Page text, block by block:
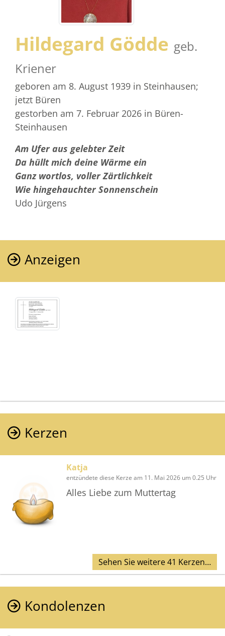
Hildegard Gödde geb.
Kriener
geboren am 8. August 1939 in Steinhausen;
jetzt Büren
gestorben am 7. Februar 2026 in Büren-
Steinhausen
Am Ufer aus gelebter Zeit
Da hüllt mich deine Wärme ein
Ganz wortlos, voller Zärtlichkeit
Wie hingehauchter Sonnenschein
Udo Jürgens
Anzeigen
Kerzen
Katja
entzündete diese Kerze am 11. Mai 2026 um 0.25 Uhr
Alles Liebe zum Muttertag
Sehen Sie weitere 41 Kerzen…
Kondolenzen